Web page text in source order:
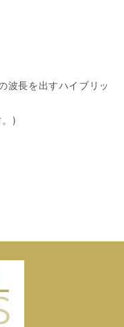
波長を出すハイブリッ
)